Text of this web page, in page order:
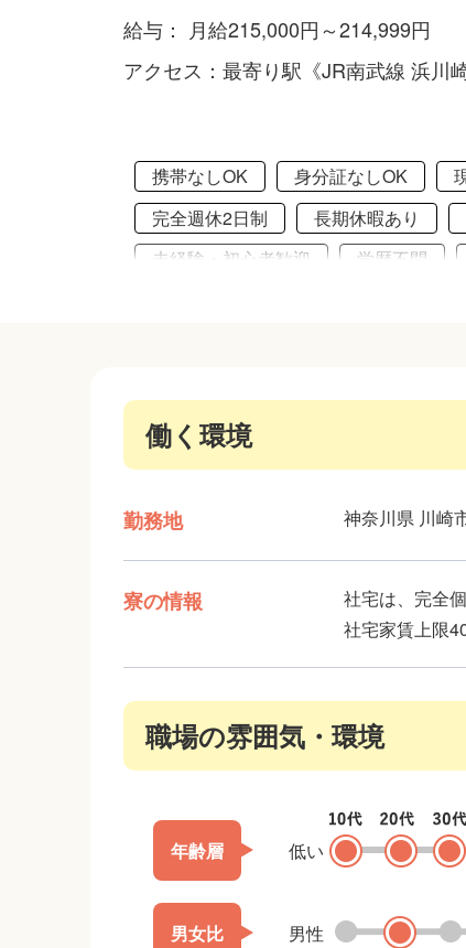
給与： 月給215,000円～214,999円
アクセス：最寄り駅《JR南武線 浜川
携帯なしOK 身分証なしOK
完全週休2日制
長期休暇あり
未経験・初心者歓迎
学歴不問
働く環境
勤務地 神奈川県 川崎
寮の情報
社宅は、完全
社宅家賃上限
職場の雰囲気・環境
年齢層 低い
男女比 男性